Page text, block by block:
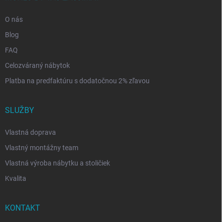
O nás
Blog
FAQ
Celozváraný nábytok
Platba na predfaktúru s dodatočnou 2% zľavou
SLUŽBY
Vlastná doprava
Vlastný montážny team
Vlastná výroba nábytku a stoličiek
Kvalita
KONTAKT